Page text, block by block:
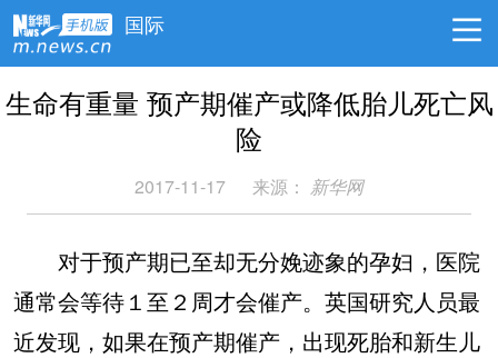
国际
生命有重量 预产期催产或降低胎儿死亡风
险
2017-11-17 来源： 新华网
对于预产期已至却无分娩迹象的孕妇，医院
通常会等待１至２周才会催产。英国研究人员最
近发现，如果在预产期催产，出现死胎和新生儿